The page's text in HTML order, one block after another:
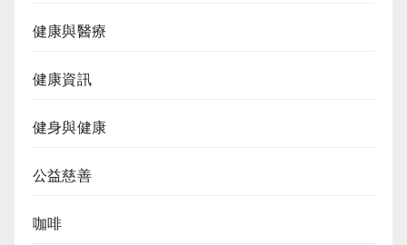
健康與醫療
健康資訊
健身與健康
公益慈善
咖啡